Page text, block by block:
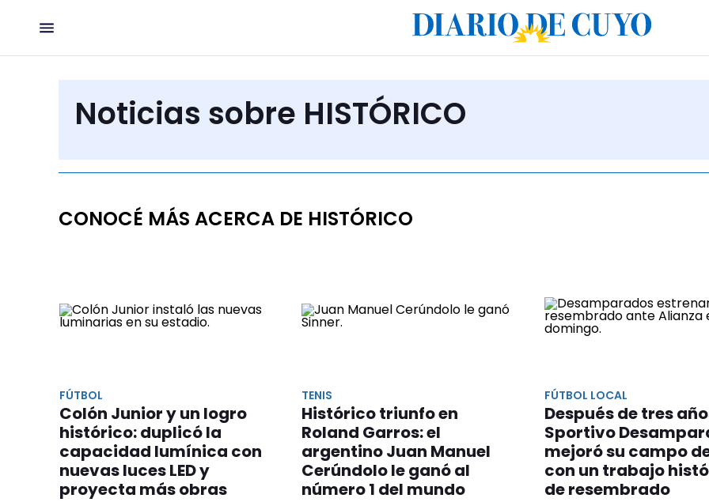
Noticias sobre HISTÓRICO
CONOCÉ MÁS ACERCA DE HISTÓRICO
FÚTBOL
Colón Junior y un logro
histórico: duplicó la
capacidad lumínica con
nuevas luces LED y
proyecta más obras
TENIS
Histórico triunfo en
Roland Garros: el
argentino Juan Manuel
Cerúndolo le ganó al
número 1 del mundo
FÚTBOL LOCAL
Después de tres
Sportivo
mejoró su campo
con un trabajo
de resembrado